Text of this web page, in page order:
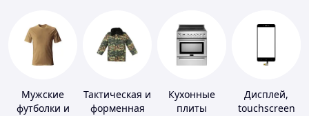
Мужские
футболки и
Тактическая и
форменная
Кухонные
плиты
Дисплей,
touchscreen